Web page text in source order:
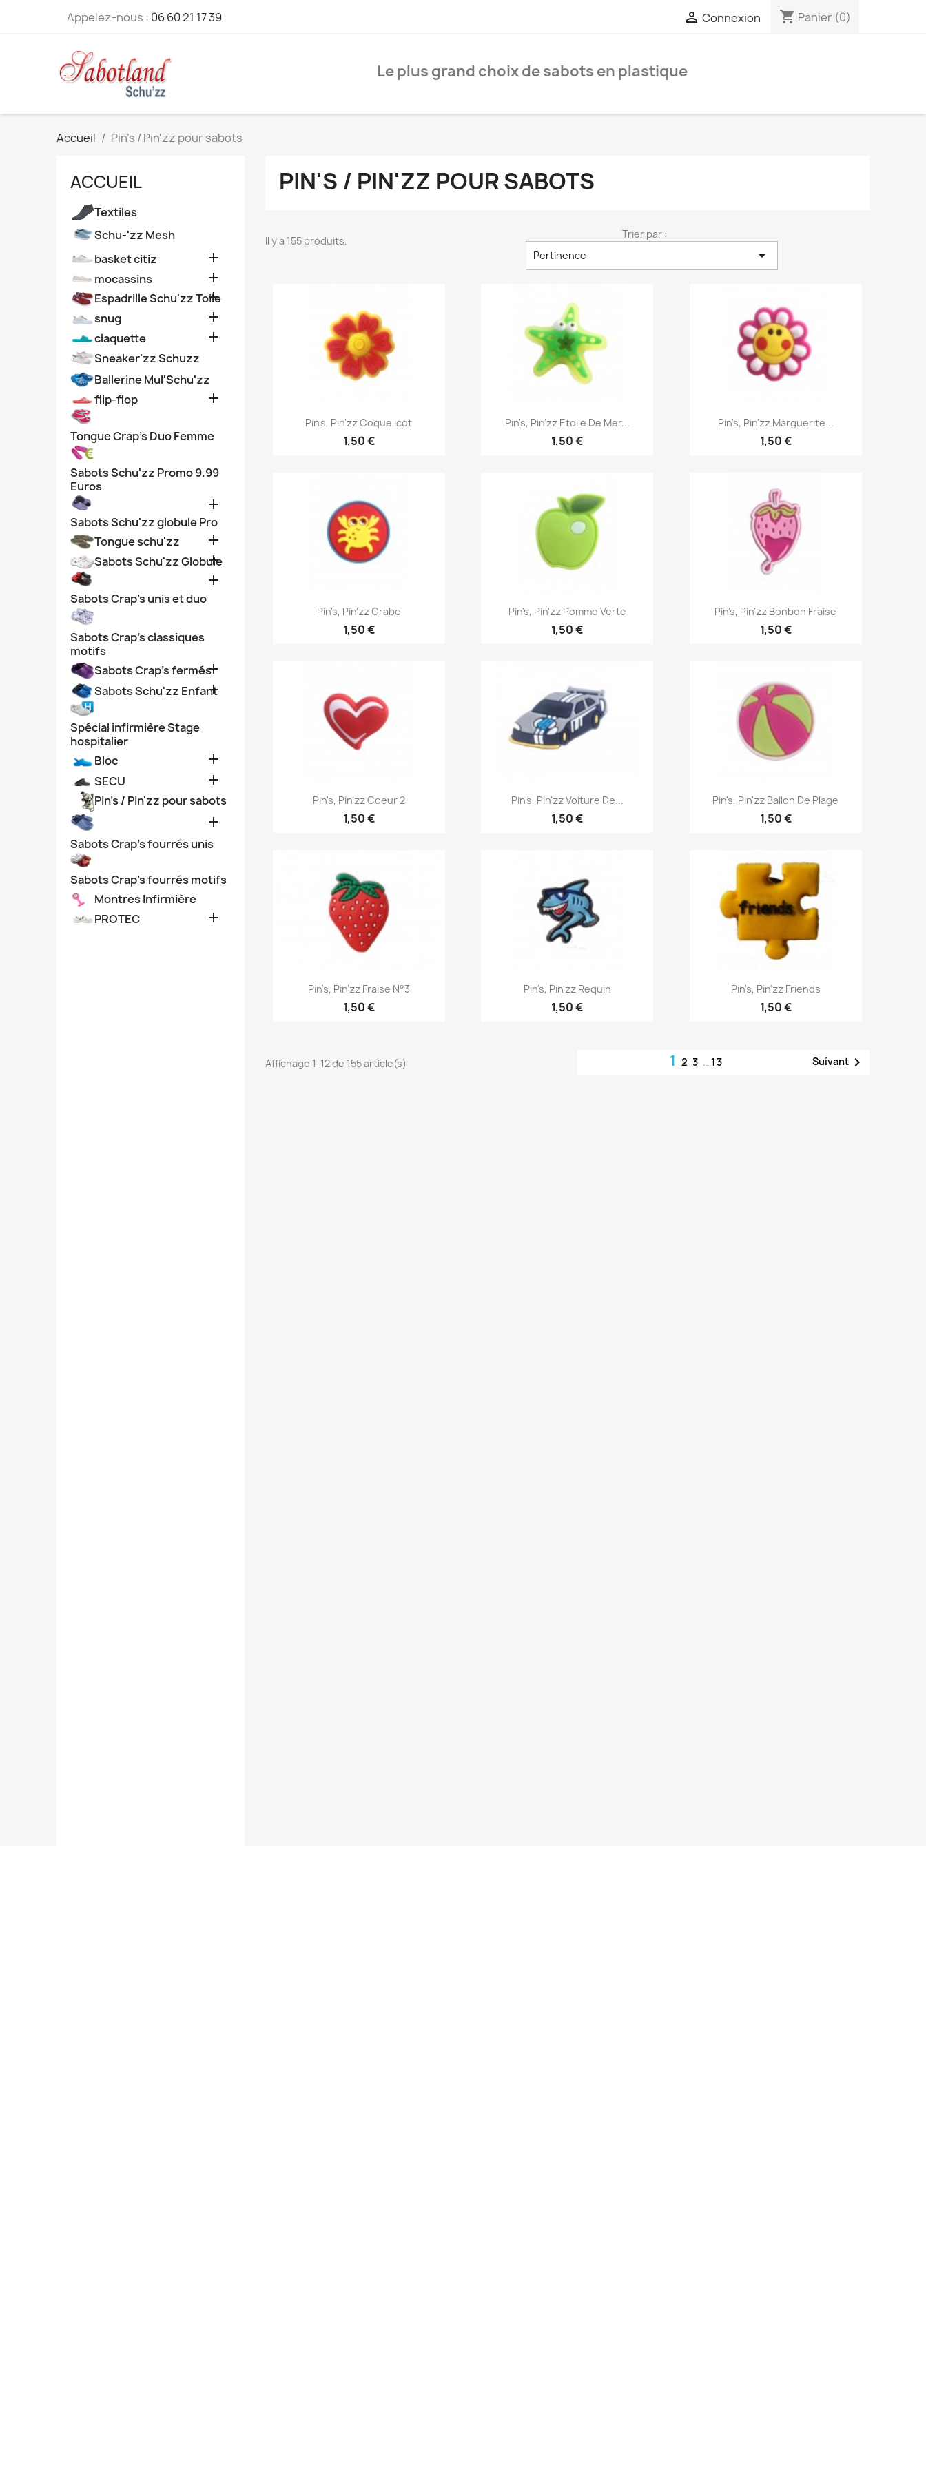
Appelez-nous : 06 60 21 17 39  Connexion shopping_cart Panier (0)
Le plus grand choix de sabots en plastique
Accueil Pin's / Pin'zz pour sabots
ACCUEIL
Textiles
Schu-'zz Mesh
basket citiz

mocassins 
Espadrille Schu'zz Toile

snug 
claquette 
Sneaker'zz Schuzz
Ballerine Mul'Schu'zz
flip-flop

Tongue Crap's Duo Femme
Sabots Schu'zz Promo 9.99
Euros
Sabots Schu'zz globule Pro

Tongue schu'zz 
Sabots Schu'zz Globule

Sabots Crap's unis et duo

Sabots Crap's classiques
motifs
Sabots Crap's fermés
Sabots Schu'zz Enfant

Spécial infirmière Stage
hospitalier
Bloc

SECU 
Pin's / Pin'zz pour sabots
Sabots Crap's fourrés unis

Sabots Crap's fourrés motifs
Montres Infirmière
PROTEC

PIN'S / PIN'ZZ POUR SABOTS
Il y a 155 produits.
Trier par :
Pertinence

 Aperçu rapide
Pin's, Pin'zz Coquelicot
1,50 €
Aperçu rapide
Pin's, Pin'zz Etoile De Mer...
1,50 €
Aperçu rapide
Pin's, Pin'zz Marguerite...
1,50 €
Aperçu rapide
Pin's, Pin'zz Crabe
1,50 €
Aperçu rapide
Pin's, Pin'zz Pomme Verte
1,50 €
Aperçu rapide
Pin's, Pin'zz Bonbon Fraise
1,50 €
Aperçu rapide
Pin's, Pin'zz Coeur 2
1,50 €
 Aperçu rapide
Pin's, Pin'zz Voiture De...
1,50 €
Aperçu rapide
Pin's, Pin'zz Ballon De Plage
1,50 €
 Aperçu rapide
Pin's, Pin'zz Fraise N°3
1,50 €
Aperçu rapide
Pin's, Pin'zz Requin
1,50 €
Aperçu rapide
Pin's, Pin'zz Friends
1,50 €
Affichage 1-12 de 155 article(s) 123 … 13 Suivant